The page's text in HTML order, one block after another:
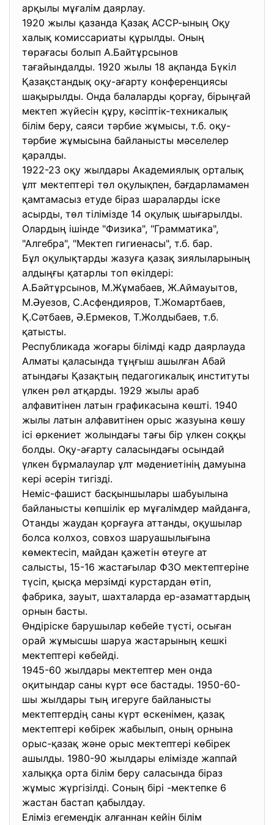
арқылы мұғалім даярлау.
1920 жылы қазанда Қазақ АССР-ының Оқу
халық комиссариаты құрылды. Оның
төрағасы болып А.Байтұрсынов
тағайындалды. 1920 жылы 18 ақпанда Бүкіл
Қазақстандық оқу-ағарту конференциясы
шақырылды. Онда балаларды қорғау, бірыңғай
мектеп жүйесін құру, кәсіптік-техникалық
білім беру, саяси тәрбие жұмысы, т.б. оқу-
тәрбие жұмысына байланысты мәселелер
қаралды.
1922-23 оқу жылдары Академиялық орталық
ұлт мектептері төл оқулықпен, бағдарламамен
қамтамасыз етуде біраз шараларды іске
асырды, төл тілімізде 14 оқулық шығарылды.
Олардың ішінде "Физика", "Грамматика",
"Алгебра", "Мектеп гигиенасы", т.б. бар.
Бұл оқулықтарды жазуға қазақ зиялыларының
алдыңғы қатарлы топ өкілдері:
А.Байтұрсынов, М.Жұмабаев, Ж.Аймауытов,
М.Әуезов, С.Асфендияров, Т.Жомартбаев,
Қ.Сәтбаев, Ә.Ермеков, Т.Жолдыбаев, т.б.
қатысты.
Республикада жоғары білімді кадр даярлауда
Алматы қаласында тұңғыш ашылған Абай
атындағы Қазақтың педагогикалық институты
үлкен рөл атқарды. 1929 жылы араб
алфавитінен латын графикасына көшті. 1940
жылы латын алфавитінен орыс жазуына көшу
ісі өркениет жолындағы тағы бір үлкен соққы
болды. Оқу-ағарту саласындағы осындай
үлкен бұрмалаулар ұлт мәдениетінің дамуына
кері әсерін тигізді.
Неміс-фашист басқыншылары шабуылына
байланысты көпшілік ер мұғалімдер майданға,
Отанды жаудан қорғауға аттанды, оқушылар
болса колхоз, совхоз шаруашылығына
көмектесіп, майдан қажетін өтеуге ат
салысты, 15-16 жастағылар ФЗО мектептеріне
түсіп, қысқа мерзімді курстардан өтіп,
фабрика, зауыт, шахталарда ер-азаматтардың
орнын басты.
Өндіріске барушылар көбейе түсті, осыған
орай жұмысшы шаруа жастарының кешкі
мектептері көбейді.
1945-60 жылдары мектептер мен онда
оқитындар саны күрт өсе бастады. 1950-60-
шы жылдары тың игеруге байланысты
мектептердің саны күрт өскенімен, қазақ
мектептері көбірек жабылып, оның орнына
орыс-қазақ және орыс мектептері көбірек
ашылды. 1980-90 жылдары елімізде жаппай
халыққа орта білім беру саласында біраз
жұмыс жүргізілді. Соның бірі -мектепке 6
жастан бастап қабылдау.
Еліміз егемендік алғаннан кейін білім